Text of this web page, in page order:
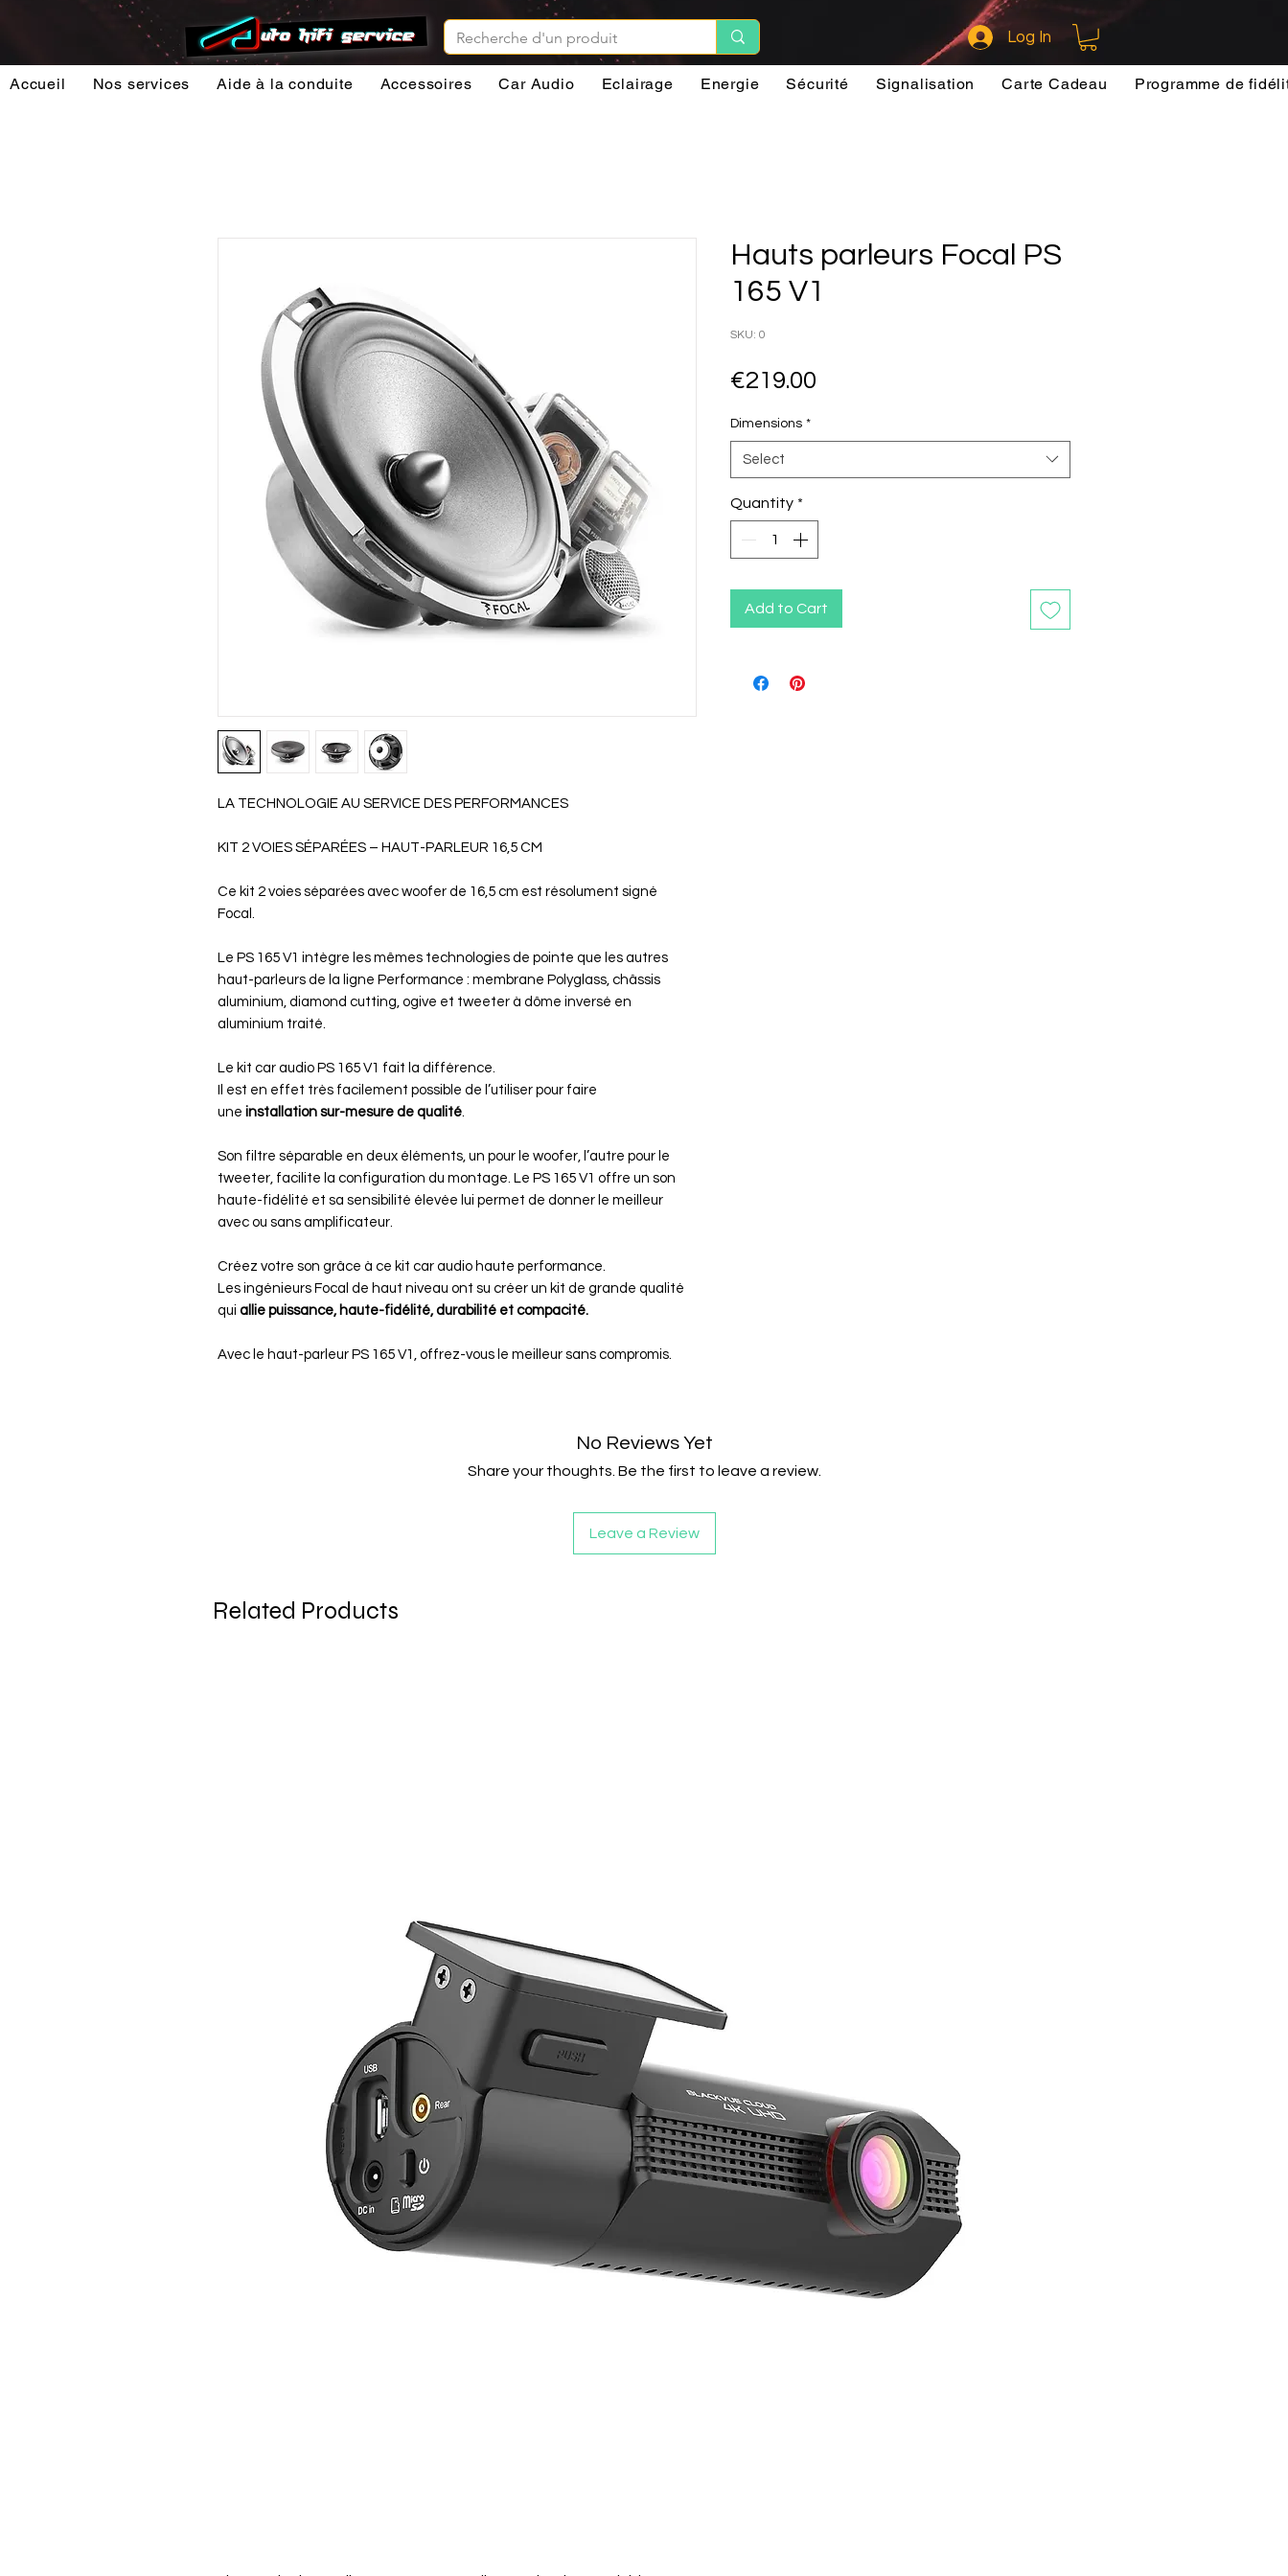
Log In
Accueil Nos services Aide à la conduite Accessoires Car Audio Eclairage Energie Sécurité Signalisation Carte Cadeau Programme de
LA TECHNOLOGIE AU SERVICE DES PERFORMANCES
KIT 2 VOIES SÉPARÉES – HAUT-PARLEUR 16,5 CM
Ce kit 2 voies séparées avec woofer de 16,5 cm est résolument signé
Focal.
Le PS 165 V1 intègre les mêmes technologies de pointe que les autres
haut-parleurs de la ligne Performance : membrane Polyglass, châssis
aluminium, diamond cutting, ogive et tweeter à dôme inversé en
aluminium traité.
Le kit car audio PS 165 V1 fait la différence.
Il est en effet très facilement possible de l’utiliser pour faire
une installation sur-mesure de qualité
Son filtre séparable en deux éléments, un pour le woofer, l’autre pour le
tweeter, facilite la configuration du montage. Le PS 165 V1 offre un son
haute-fidélité et sa sensibilité élevée lui permet de donner le meilleur
avec ou sans amplificateur.
Créez votre son grâce à ce kit car audio haute performance.
Les ingénieurs Focal de haut niveau ont su créer un kit de grande qualité
qui allie puissance, haute-fidélité, durabilité et compacité.
Avec le haut-parleur PS 165 V1, offrez-vous le meilleur sans compromis.
Hauts parleurs Focal PS
165 V1
SKU: 0
€219.00
Dimensions *
Select
Quantity *
Add to Cart
No Reviews Yet
Share your thoughts. Be the first to leave a review.
Leave a Review
Related Products